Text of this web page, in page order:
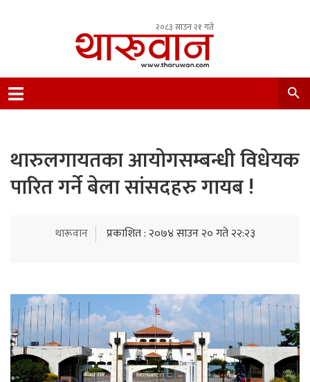
२०८३ साउन २१ गते
Nepal.
थारुलगायतका आयोगसम्बन्धी विधेयक
पारित गर्ने बेला सांसदहरु गायब !
थारूवान प्रकाशित : २०७४ साउन २० गते २२:२३